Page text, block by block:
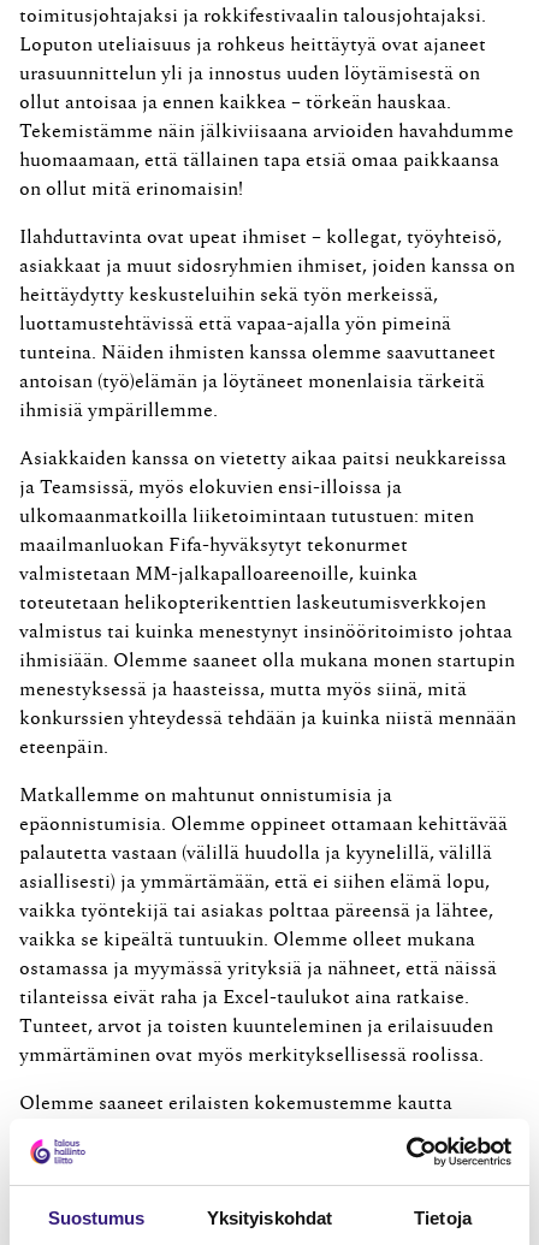
Suostumus Yksityiskohdat Tietoja
toimitusjohtajaksi ja rokkifestivaalin talousjohtajaksi.
Loputon uteliaisuus ja rohkeus heittäytyä ovat ajaneet
urasuunnittelun yli ja innostus uuden löytämisestä on
ollut antoisaa ja ennen kaikkea – törkeän hauskaa.
Tekemistämme näin jälkiviisaana arvioiden havahdumme
huomaamaan, että tällainen tapa etsiä omaa paikkaansa
on ollut mitä erinomaisin!
Ilahduttavinta ovat upeat ihmiset – kollegat, työyhteisö,
asiakkaat ja muut sidosryhmien ihmiset, joiden kanssa on
heittäydytty keskusteluihin sekä työn merkeissä,
luottamustehtävissä että vapaa-ajalla yön pimeinä
tunteina. Näiden ihmisten kanssa olemme saavuttaneet
antoisan (työ)elämän ja löytäneet monenlaisia tärkeitä
ihmisiä ympärillemme.
Asiakkaiden kanssa on vietetty aikaa paitsi neukkareissa
ja Teamsissä, myös elokuvien ensi-illoissa ja
ulkomaanmatkoilla liiketoimintaan tutustuen: miten
maailmanluokan Fifa-hyväksytyt tekonurmet
valmistetaan MM-jalkapalloareenoille, kuinka
toteutetaan helikopterikenttien laskeutumisverkkojen
valmistus tai kuinka menestynyt insinööritoimisto johtaa
ihmisiään. Olemme saaneet olla mukana monen startupin
menestyksessä ja haasteissa, mutta myös siinä, mitä
konkurssien yhteydessä tehdään ja kuinka niistä mennään
eteenpäin.
Matkallemme on mahtunut onnistumisia ja
epäonnistumisia. Olemme oppineet ottamaan kehittävää
palautetta vastaan (välillä huudolla ja kyynelillä, välillä
asiallisesti) ja ymmärtämään, että ei siihen elämä lopu,
vaikka työntekijä tai asiakas polttaa päreensä ja lähtee,
vaikka se kipeältä tuntuukin. Olemme olleet mukana
ostamassa ja myymässä yrityksiä ja nähneet, että näissä
tilanteissa eivät raha ja Excel-taulukot aina ratkaise.
Tunteet, arvot ja toisten kuunteleminen ja erilaisuuden
ymmärtäminen ovat myös merkityksellisessä roolissa.
Olemme saaneet erilaisten kokemustemme kautta
kerättyä rutkasti myös substanssiosaamista. Olemme
kasvaneet ja kehittyneet kuunnellen alan kovimpia
substanssiosaajia, ihaillen heidän tietämystään ja
käytännön osaamistaan. Sen vuoksi alan kouluttajana